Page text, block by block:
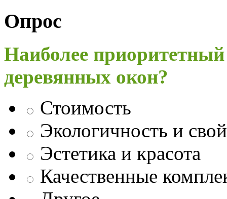
Опрос
Наиболее
деревянных окон?
Стоимость
Экологичность и
Эстетика и красота
Качественные